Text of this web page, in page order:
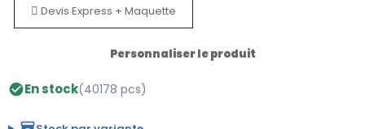
Devis Express + Maquette
Personnaliser le produit
check_circleEn stock(40178 pcs)